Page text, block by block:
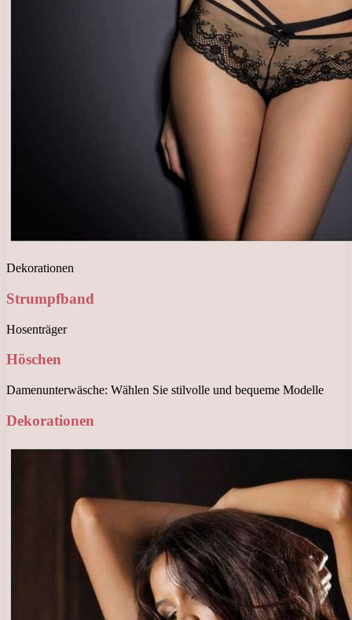
Dekorationen
Strumpfband
Hosenträger
Höschen
Damenunterwäsche: Wählen Sie stilvolle und bequeme Modelle
Dekorationen